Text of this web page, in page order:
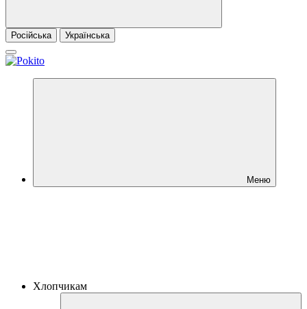
Російська Українська
Меню
Хлопчикам